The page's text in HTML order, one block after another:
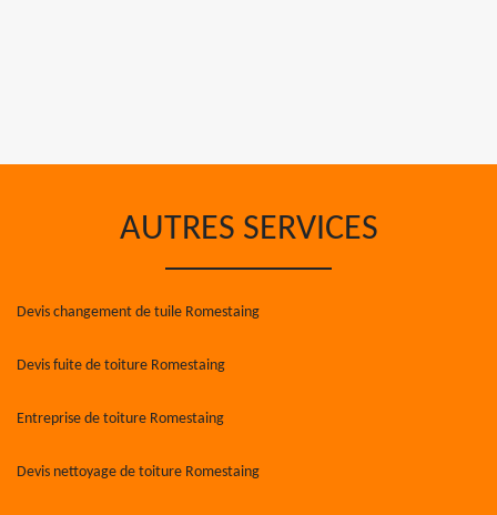
AUTRES SERVICES
Devis changement de tuile Romestaing
Devis fuite de toiture Romestaing
Entreprise de toiture Romestaing
Devis nettoyage de toiture Romestaing